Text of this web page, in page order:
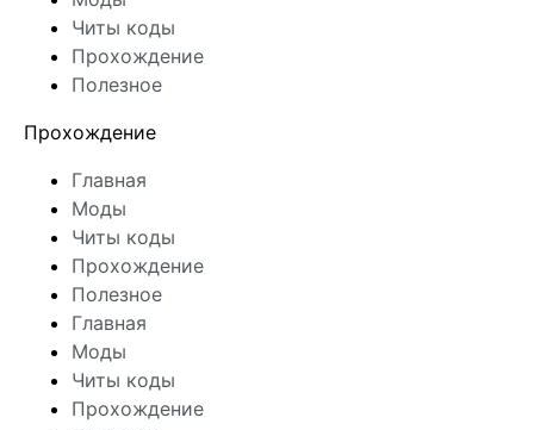
Читы коды
Прохождение
Полезное
Прохождение
Главная
Моды
Читы коды
Прохождение
Полезное
Главная
Моды
Читы коды
Прохождение